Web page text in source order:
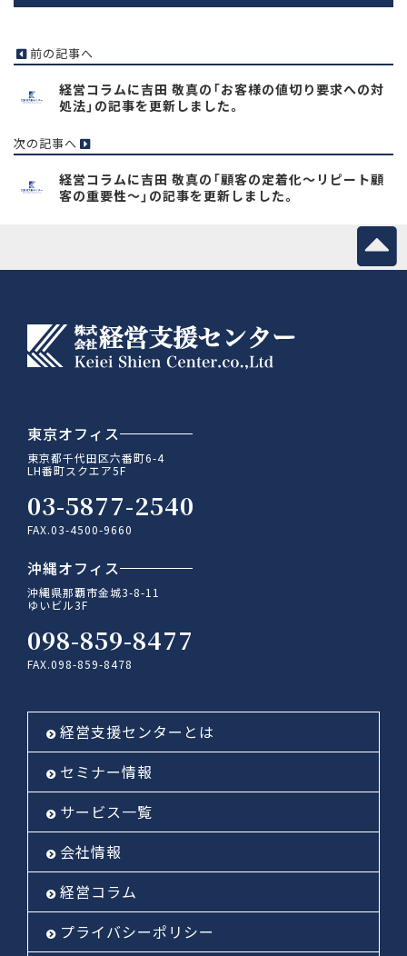
前の記事へ
経営コラムに吉田 敬真の「お客様の値切り要求への対
処法」の記事を更新しました。
次の記事へ
経営コラムに吉田 敬真の「顧客の定着化～リピート顧
客の重要性～」の記事を更新しました。
東京オフィス
東京都千代田区六番町6-4
LH番町スクエア5F
03-5877-2540
FAX.03-4500-9660
沖縄オフィス
沖縄県那覇市金城3-8-11
ゆいビル3F
098-859-8477
FAX.098-859-8478
経営支援センターとは
セミナー情報
サービス一覧
会社情報
経営コラム
プライバシーポリシー